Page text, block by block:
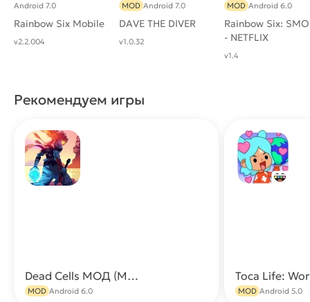
Rainbow Six Mobile
Android 7.0
v2.2.004
DAVE THE DIVER
MOD Android 7.0
v1.0.32
Rainbow Six:
- NETFLIX
MOD Android 6.0
v1.4
Рекомендуем игры
Dead Cells МОД (Меню/Всё открыто)
MOD Android 6.0 MOD Android 5.0